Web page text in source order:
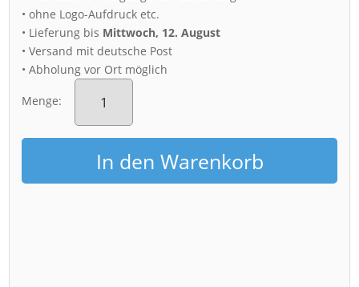
• ohne Logo-Aufdruck etc.
• Lieferung bis Mittwoch, 12. August
• Versand mit deutsche Post
• Abholung vor Ort möglich
Menge:
Fotoabzug
(00242)
im
Winter
MengeIn den Warenkorb